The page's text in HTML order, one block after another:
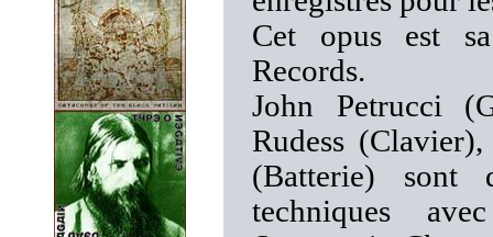
Cet opus est
Records.
John Petrucci
Rudess
(Batterie) sont
techniques